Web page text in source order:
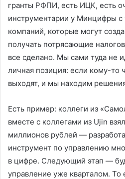
гранты РФПИ, есть ИЦК, есть
инструментарии у Минцифры с
компаний, которые могут
получать потрясающие
все сделано. Мы сами туда не
личная позиция: если кому-то
выходят, и мы находим
Есть пример: коллеги из
вместе с коллегами из Ujin
миллионов рублей —
инструмент по управлению
в цифре. Следующий этап —
управление уже кварталом. То